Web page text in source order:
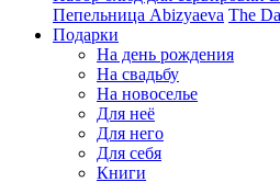
Пепельница Abizyaeva The
Подарки
На день рождения
На свадьбу
На новоселье
Для неё
Для него
Для себя
Книги